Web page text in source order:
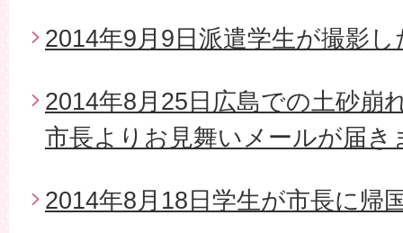
2014年9月9日派遣学生が撮影し
2014年8月25日広島での土砂崩
市長よりお見舞いメールが届き
2014年8月18日学生が市長に帰